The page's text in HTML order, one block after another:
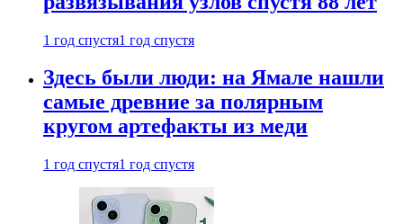
1 год спустя1 год спустя
Здесь были люди: на Ямале нашли
самые древние за полярным
кругом артефакты из меди
1 год спустя1 год спустя